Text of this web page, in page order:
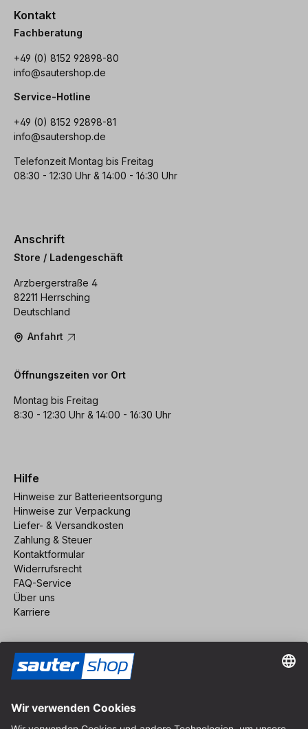
Kontakt
Fachberatung
+49 (0) 8152 92898-80
info@sautershop.de
Service-Hotline
+49 (0) 8152 92898-81
info@sautershop.de
Telefonzeit Montag bis Freitag
08:30 - 12:30 Uhr & 14:00 - 16:30 Uhr
Anschrift
Store / Ladengeschäft
Arzbergerstraße 4
82211 Herrsching
Deutschland
Anfahrt
Öffnungszeiten vor Ort
Montag bis Freitag
8:30 - 12:30 Uhr & 14:00 - 16:30 Uhr
Hilfe
Hinweise zur Batterieentsorgung
Hinweise zur Verpackung
Liefer- & Versandkosten
Zahlung & Steuer
Kontaktformular
Widerrufsrecht
FAQ-Service
Über uns
Karriere